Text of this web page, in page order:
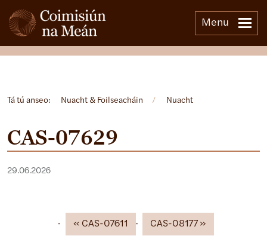
Menu
Tá tú anseo: Nuacht & Foilseacháin / Nuacht
CAS-07629
29.06.2026
CAS-07611 CAS-08177
Open side menu